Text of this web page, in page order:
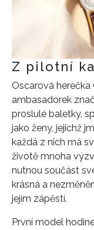
Z pilotní
Oscarová herečka
ambasadorek
proslulé baletky,
jako ženy, jejichž
každá z nich má
životě mnoha
nutnou součást
krásná a
jejím zápěstí.
První model